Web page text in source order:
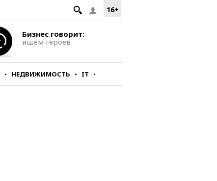
16+
Бизнес говорит:
ищем героев
НЕДВИЖИМОСТЬ IT